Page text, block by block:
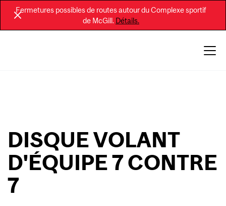
Fermetures possibles de routes autour du Complexe sportif
de McGill. Détails.
DISQUE VOLANT
D'ÉQUIPE 7 CONTRE
7